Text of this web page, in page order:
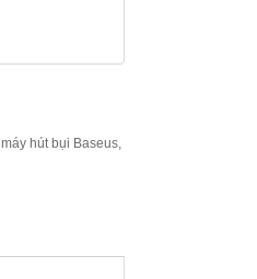
máy hút bụi Baseus,